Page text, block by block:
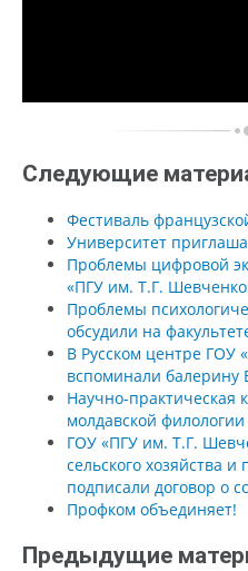
Следующие
Фестиваль
Университет
Проблемы цифровой
«ПГУ им. Т.Г.
Проблемы
обсудили на
В Русском центре ГОУ
вспоминали балерину
Научно-практическая
молдавской филологии
ГОУ «ПГУ им. Т.Г.
сельского хозяйства
подписали договор о
Профком объединяет!
Предыдущие